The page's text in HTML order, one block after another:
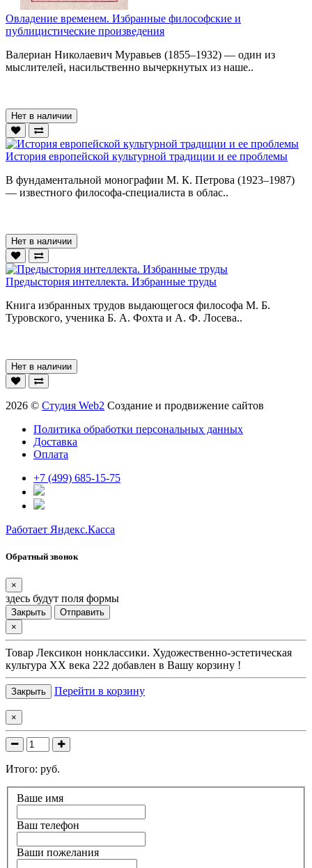
Овладение временем. Избранные философские и
публицистические произведения
Валериан Николаевич Муравьев (1855–1932) — один из
мыслителей, насильственно вычеркнутых из наше..
Нет в наличии
История европейской культурной традиции и ее проблемы
В фундаментальной монографии М. К. Петрова (1923–1987)
— известного философа-специалиста в облас..
Нет в наличии
Предыстория интеллекта. Избранные труды
Книга избранных трудов выдающегося философа М. Б.
Туровского, ученика Б. А. Фохта и А. Ф. Лосева..
Нет в наличии
2026 © Студия Web2 Создание и продвижение сайтов
Политика обработки персональных данных
Доставка
Оплата
+7 (499) 685-15-75
Работает Яндекс.Касса
Обратный звонок
×
здесь будут поля формы
Закрыть
Отправить
×
Товар Лексикон нонклассики. Художественно-эстетическая
культура XX века 222 добавлен в Вашу корзину !
Закрыть Перейти в корзину
×
Итого: руб.
Ваше имя
Ваш телефон
Ваши пожелания